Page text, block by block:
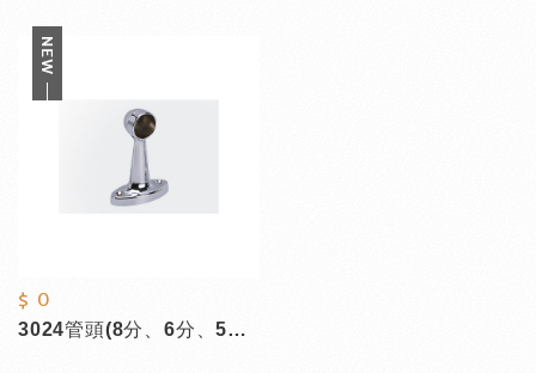
$ 0
3024管頭(8分、6分、5分、4分)